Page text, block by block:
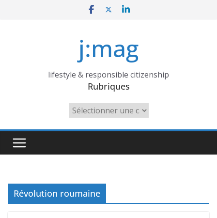
j:mag
lifestyle & responsible citizenship
Rubriques
Rubriques
Révolution roumaine